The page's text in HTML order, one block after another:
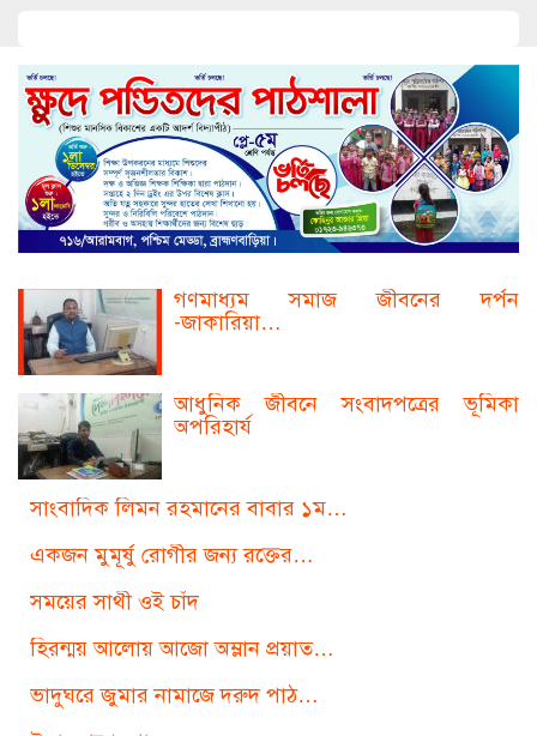
গণমাধ্যম সমাজ জীবনের দর্পন
-জাকারিয়া…
আধুনিক জীবনে সংবাদপত্রের ভূমিকা
অপরিহার্য
সাংবাদিক লিমন রহমানের বাবার ১ম…
একজন মুমূর্ষু রোগীর জন্য রক্তের…
সময়ের সাথী ওই চাঁদ
হিরন্ময় আলোয় আজো অম্লান প্রয়াত…
ভাদুঘরে জুমার নামাজে দরুদ পাঠ…